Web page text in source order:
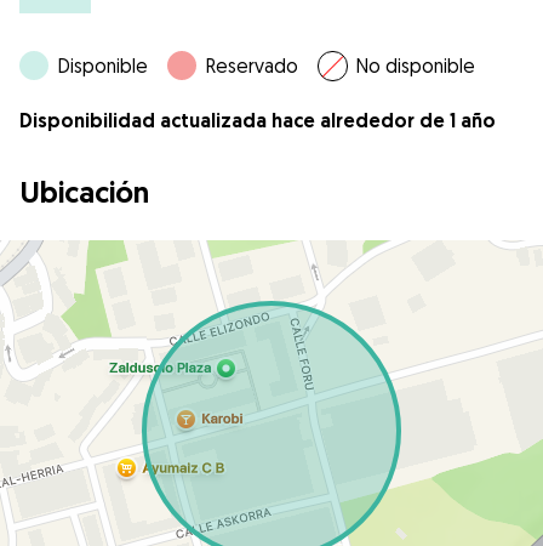
Disponible Reservado No disponible
Disponibilidad actualizada hace alrededor de 1 año
Ubicación